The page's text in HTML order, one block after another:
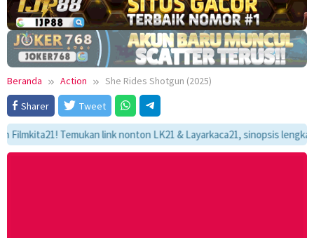
Beranda Action
She Rides Shotgun (2025)
Sharer
Tweet
Temukan link nonton LK21 & Layarkaca21, sinopsis lengkap,